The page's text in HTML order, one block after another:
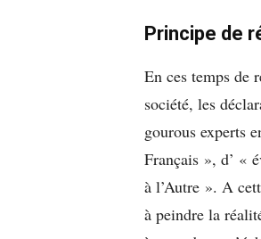
Principe de
En ces temps de
société, les
gourous experts
Français », d’ «
à l’Autre ». A
à peindre la